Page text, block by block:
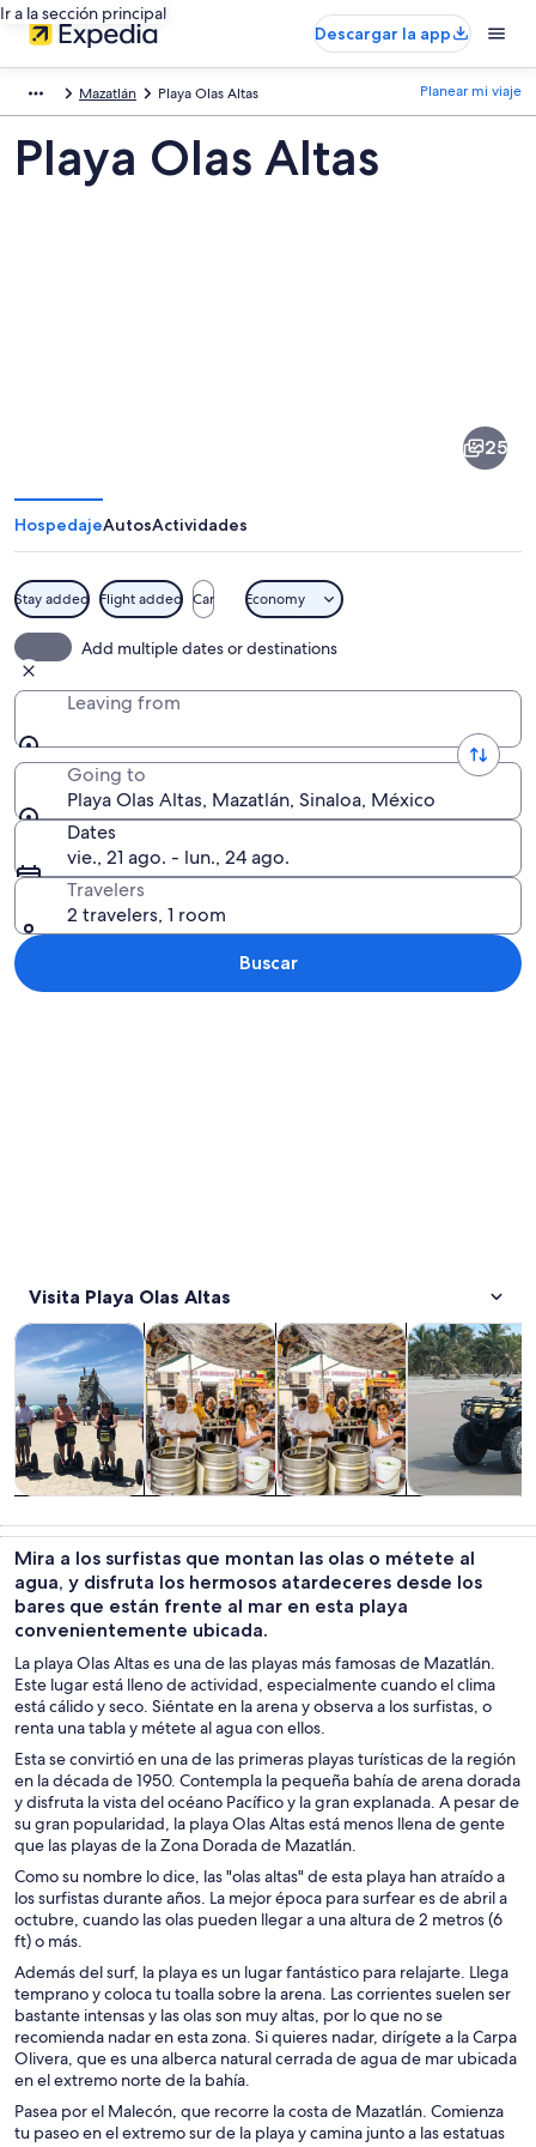
Ir a la sección principal
Descargar la app
Mazatlán Playa Olas Altas Planear mi viaje
Playa Olas Altas
Altas
25
HospedajeAutosActividades
Stay added Flight added Car Economy
Add multiple dates or destinations
Leaving from
Going to
Playa Olas Altas, Mazatlán, Sinaloa, México
Dates
vie., 21 ago. - lun., 24 ago.
Travelers
2 travelers, 1 room
Buscar
Visita Playa Olas Altas
excursiones de
un día
Tours y excursiones de un díaSe abrirá en una nueva pestaña
bebidas y vida
nocturna
Alimentos, bebidas y vida nocturnaSe abrirá
historia
Cultura e historiaSe abrirá en
acuáticos y
cruceros
Tours
Mira a los surfistas que montan las olas o métete al
agua, y disfruta los hermosos atardeceres desde los
bares que están frente al mar en esta playa
convenientemente ubicada.
La playa Olas Altas es una de las playas más famosas de Mazatlán.
Este lugar está lleno de actividad, especialmente cuando el clima
está cálido y seco. Siéntate en la arena y observa a los surfistas, o
renta una tabla y métete al agua con ellos.
Esta se convirtió en una de las primeras playas turísticas de la región
en la década de 1950. Contempla la pequeña bahía de arena dorada
y disfruta la vista del océano Pacífico y la gran explanada. A pesar de
su gran popularidad, la playa Olas Altas está menos llena de gente
que las playas de la Zona Dorada de Mazatlán.
Como su nombre lo dice, las "olas altas" de esta playa han atraído a
los surfistas durante años. La mejor época para surfear es de abril a
octubre, cuando las olas pueden llegar a una altura de 2 metros (6
ft) o más.
Además del surf, la playa es un lugar fantástico para relajarte. Llega
temprano y coloca tu toalla sobre la arena. Las corrientes suelen ser
bastante intensas y las olas son muy altas, por lo que no se
recomienda nadar en esta zona. Si quieres nadar, dirígete a la Carpa
Olivera, que es una alberca natural cerrada de agua de mar ubicada
en el extremo norte de la bahía.
Pasea por el Malecón, que recorre la costa de Mazatlán. Comienza
tu paseo en el extremo sur de la playa y camina junto a las estatuas